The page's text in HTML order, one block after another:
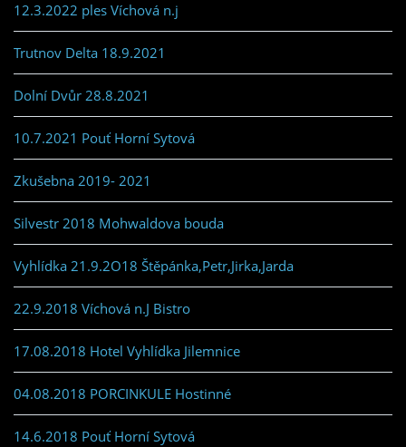
12.3.2022 ples Víchová n.j
Trutnov Delta 18.9.2021
Dolní Dvůr 28.8.2021
10.7.2021 Pouť Horní Sytová
Zkušebna 2019- 2021
Silvestr 2018 Mohwaldova bouda
Vyhlídka 21.9.2O18 Štěpánka,Petr,Jirka,Jarda
22.9.2018 Víchová n.J Bistro
17.08.2018 Hotel Vyhlídka Jilemnice
04.08.2018 PORCINKULE Hostinné
14.6.2018 Pouť Horní Sytová